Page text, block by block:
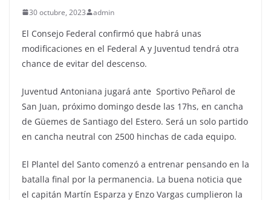
30 octubre, 2023 admin
El Consejo Federal confirmó que habrá unas
modificaciones en el Federal A y Juventud tendrá otra
chance de evitar del descenso.
Juventud Antoniana jugará ante Sportivo Peñarol de
San Juan, próximo domingo desde las 17hs, en cancha
de Güemes de Santiago del Estero. Será un solo partido
en cancha neutral con 2500 hinchas de cada equipo.
El Plantel del Santo comenzó a entrenar pensando en la
batalla final por la permanencia. La buena noticia que
el capitán Martín Esparza y Enzo Vargas cumplieron la